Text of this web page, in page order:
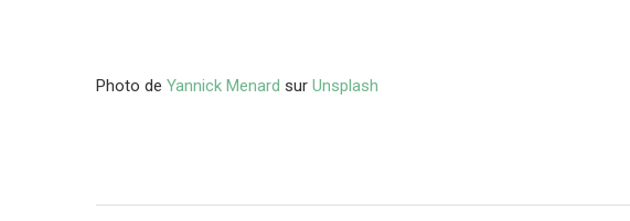
Photo de Yannick Menard sur Unsplash